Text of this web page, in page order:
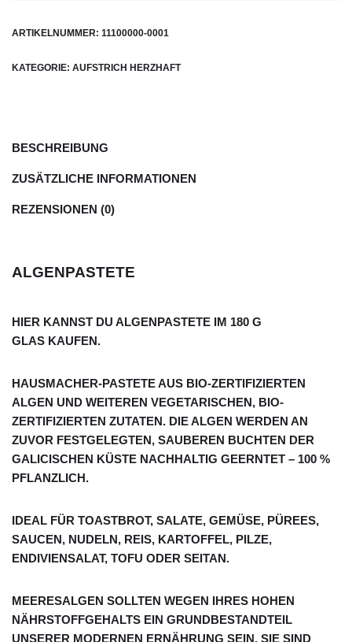
ARTIKELNUMMER: 11100000-0001
KATEGORIE: AUFSTRICH HERZHAFT
BESCHREIBUNG
ZUSÄTZLICHE INFORMATIONEN
REZENSIONEN (0)
ALGENPASTETE
HIER KANNST DU ALGENPASTETE IM 180 G
GLAS KAUFEN.
HAUSMACHER-PASTETE AUS BIO-ZERTIFIZIERTEN
ALGEN UND WEITEREN VEGETARISCHEN, BIO-
ZERTIFIZIERTEN ZUTATEN. DIE ALGEN WERDEN AN
ZUVOR FESTGELEGTEN, SAUBEREN BUCHTEN DER
GALICISCHEN KÜSTE NACHHALTIG GEERNTET – 100 %
PFLANZLICH.
IDEAL FÜR TOASTBROT, SALATE, GEMÜSE, PÜREES,
SAUCEN, NUDELN, REIS, KARTOFFEL, PILZE,
ENDIVIENSALAT, TOFU ODER SEITAN.
MEERESALGEN SOLLTEN WEGEN IHRES HOHEN
NÄHRSTOFFGEHALTS EIN GRUNDBESTANDTEIL
UNSERER MODERNEN ERNÄHRUNG SEIN. SIE SIND